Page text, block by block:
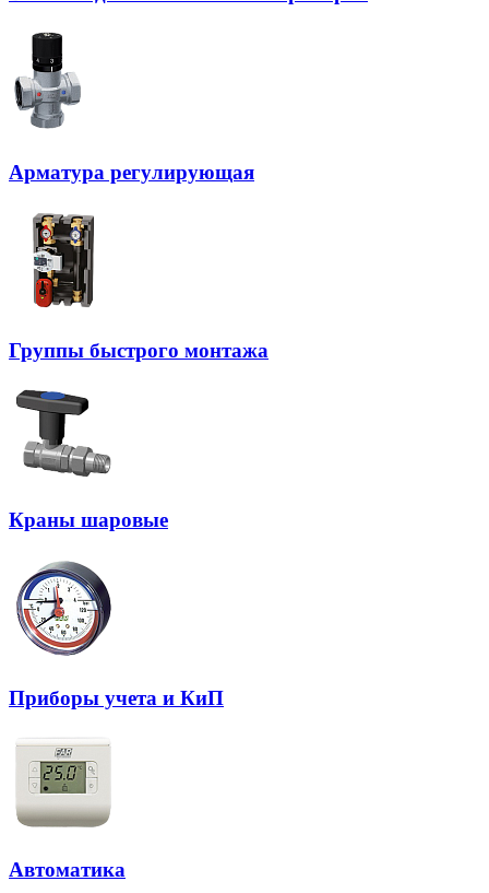
Арматура регулирующая
Группы быстрого монтажа
Краны шаровые
Приборы учета и КиП
Автоматика